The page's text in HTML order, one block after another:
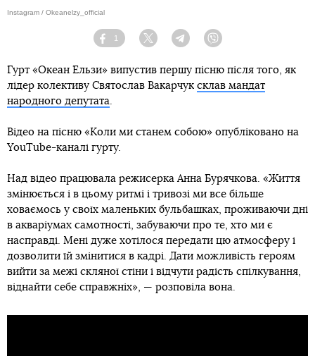
Instagram / Okeanelzy_official
Facebook
1
Twitter TelegramViber
Гурт «Океан Ельзи» випустив першу пісню після того, як
лідер колективу Святослав Вакарчук склав мандат
народного депутата.
Відео на пісню «Коли ми станем собою» опубліковано на
YouTube-каналі гурту.
Над відео працювала режисерка Анна Бурячкова. «Життя
змінюється і в цьому ритмі і тривозі ми все більше
ховаємось у своїх маленьких бульбашках, проживаючи дні
в акваріумах самотності, забуваючи про те, хто ми є
насправді. Мені дуже хотілося передати цю атмосферу і
дозволити їй змінитися в кадрі. Дати можливість героям
вийти за межі скляної стіни і відчути радість спілкування,
віднайти себе справжніх», — розповіла вона.